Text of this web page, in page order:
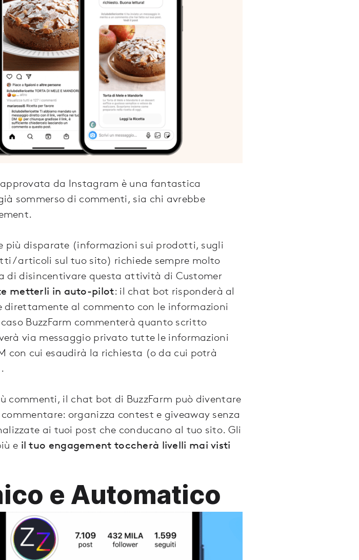
da Instagram è una fantastica
sommerso di commenti, sia chi avrebbe
più disparate (informazioni sui prodotti, sugli
/ articoli sul tuo sito) richiede sempre molto
di disincentivare questa attività di Customer
metterli in auto-pilot: il chat bot risponderà al
direttamente al commento con le informazioni
BuzzFarm commenterà quanto scritto
via messaggio privato tutte le informazioni
con cui esaudirà la richiesta (o da cui potrà
commenti, il chat bot di BuzzFarm può diventare
organizza contest e giveaway senza
ai tuoi post che conducano al tuo sito. Gli
e il tuo engagement toccherà livelli mai visti
e Automatico